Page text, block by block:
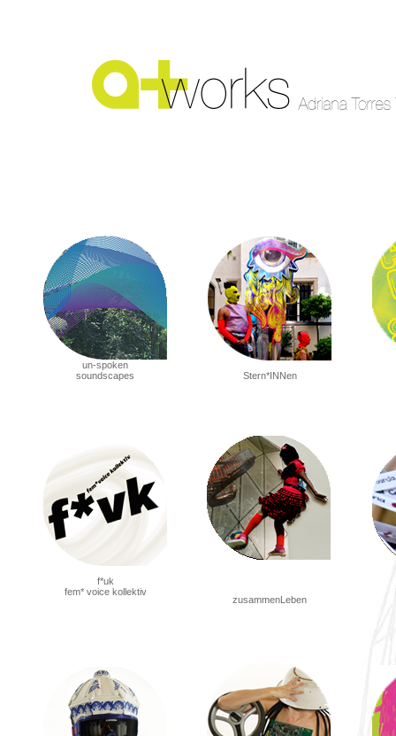
un-spoken
soundscapes
Stern*INNen
f*uk
fem* voice kollektiv
zusammenLeben